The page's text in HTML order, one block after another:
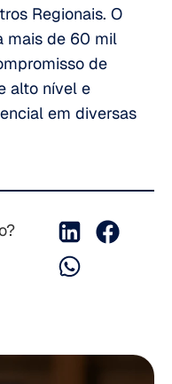
Regionais. O
mais de 60 mil
de
alto nível e
em diversas